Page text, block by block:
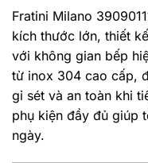
Fratini Milano
kích thước lớn, thiết
với không gian bếp
từ inox 304 cao cấp,
gỉ sét và an toàn khi
phụ kiện đầy đủ giúp
ngày.